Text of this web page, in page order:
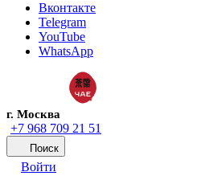
Вконтакте
Telegram
YouTube
WhatsApp
г. Москва
+7 968 709 21 51
Поиск
Войти